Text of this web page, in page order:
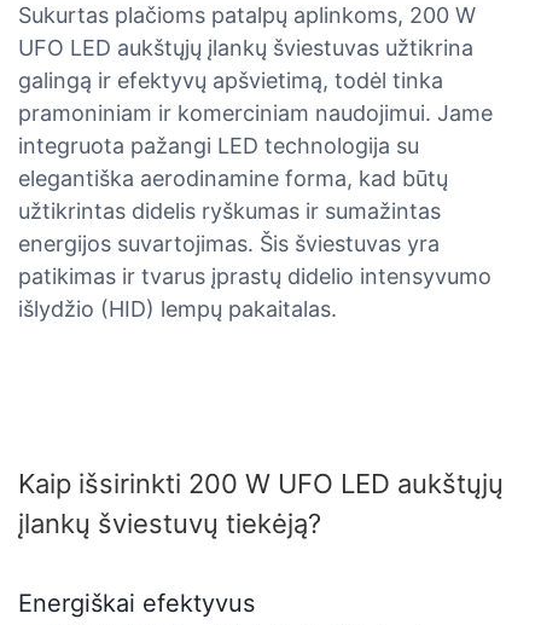
Sukurtas plačioms patalpų aplinkoms, 200 W
UFO LED aukštųjų įlankų šviestuvas užtikrina
galingą ir efektyvų apšvietimą, todėl tinka
pramoniniam ir komerciniam naudojimui. Jame
integruota pažangi LED technologija su
elegantiška aerodinamine forma, kad būtų
užtikrintas didelis ryškumas ir sumažintas
energijos suvartojimas. Šis šviestuvas yra
patikimas ir tvarus įprastų didelio intensyvumo
išlydžio (HID) lempų pakaitalas.
Kaip išsirinkti 200 W UFO LED aukštųjų
įlankų šviestuvų tiekėją?
Energiškai efektyvus